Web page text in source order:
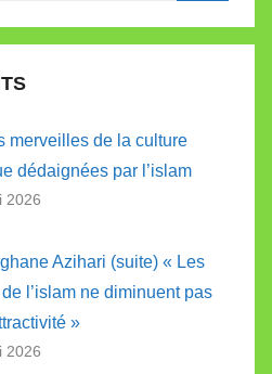
merveilles de la culture
dédaignées par l’islam
2026
Azihari (suite) « Les
l’islam ne diminuent pas
»
2026